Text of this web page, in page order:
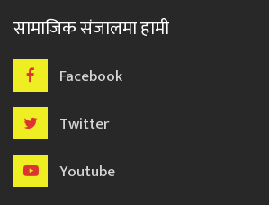
सामाजिक संजालमा हामी
Facebook
Twitter
Youtube